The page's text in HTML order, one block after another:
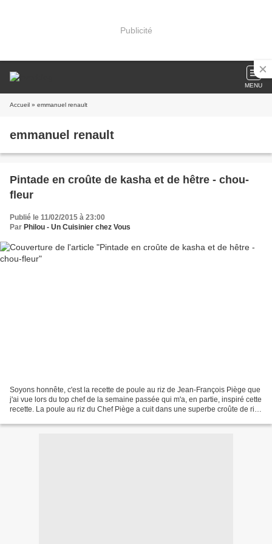
Publicité
MENU
Accueil » emmanuel renault
emmanuel renault
Pintade en croûte de kasha et de hêtre - chou-
fleur
Publié le 11/02/2015 à 23:00
Par Philou - Un Cuisinier chez Vous
Soyons honnête, c'est la recette de poule au riz de Jean-François Piège que
j'ai vue lors du top chef de la semaine passée qui m'a, en partie, inspiré cette
recette. La poule au riz du Chef Piège a cuit dans une superbe croûte de riz